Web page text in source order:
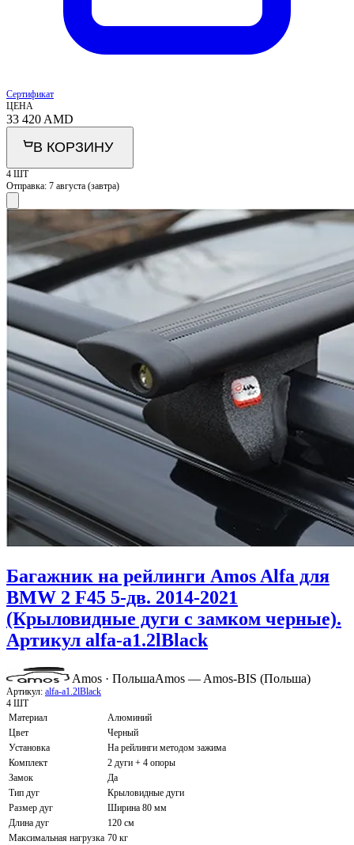
Сертификат
ЦЕНА
33 420 AMD
В КОРЗИНУ
4 ШТ
Отправка: 7 августа (завтра)
Багажник на рейлинги Amos Alfa для
BMW 2 F45 5-дв. 2014-2021
(Крыловидные дуги с замком черные).
Артикул alfa-a1.2lBlack
Amos · ПольшаAmos — Amos-BIS (Польша)
Артикул: alfa-a1.2lBlack
4 ШТ
Материал
Алюминий
Цвет
Черный
Установка
На рейлинги методом зажима
Комплект
2 дуги + 4 опоры
Замок
Да
Тип дуг
Крыловидные дуги
Размер дуг
Ширина 80 мм
Длина дуг
120 см
Максимальная нагрузка 70 кг